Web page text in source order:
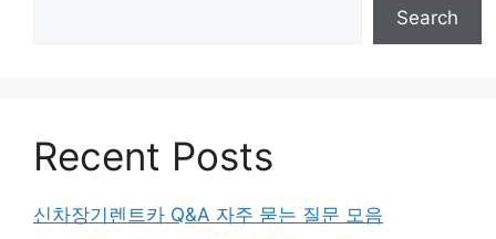
Search
Recent Posts
신차장기렌트카 Q&A 자주 묻는 질문 모음